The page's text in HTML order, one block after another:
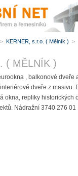
( MĚLNÍK )
, balkonové dveře
dveře z masivu.
okna, repliky historických
Nádražní 3740 276 01
> KERNER, s.r.o. ( Mělník ) >